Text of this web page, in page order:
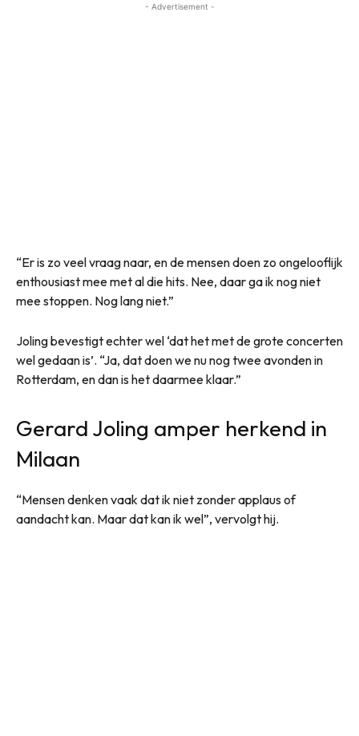
- Advertisement -
“Er is zo veel vraag naar, en de mensen doen zo ongelooflijk
enthousiast mee met al die hits. Nee, daar ga ik nog niet
mee stoppen. Nog lang niet.”
Joling bevestigt echter wel ‘dat het met de grote concerten
wel gedaan is’. “Ja, dat doen we nu nog twee avonden in
Rotterdam, en dan is het daarmee klaar.”
Gerard Joling amper herkend in
Milaan
“Mensen denken vaak dat ik niet zonder applaus of
aandacht kan. Maar dat kan ik wel”, vervolgt hij.